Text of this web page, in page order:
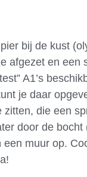
bij de kust
afgezet en een
A1’s
je daar
zitten, die een
door de bocht
muur op.